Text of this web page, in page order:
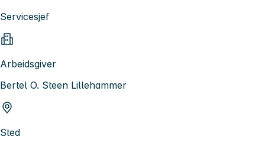
Servicesjef
Arbeidsgiver
Bertel O. Steen Lillehammer
Sted